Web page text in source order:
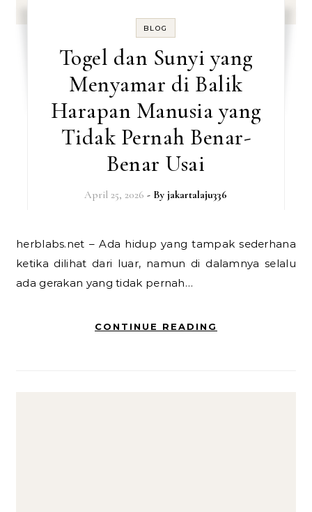
BLOG
Togel dan Sunyi yang
Menyamar di Balik
Harapan Manusia yang
Tidak Pernah Benar-
Benar Usai
April 25, 2026 - Byjakartalaju336
herblabs.net – Ada hidup yang tampak sederhana
ketika dilihat dari luar, namun di dalamnya selalu
ada gerakan yang tidak pernah…
CONTINUE READING